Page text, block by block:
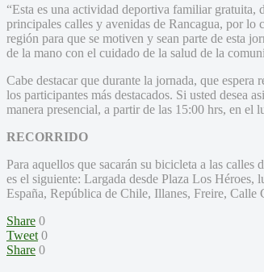
“Esta es una actividad deportiva familiar gratuita,
principales calles y avenidas de Rancagua, por
región para que se motiven y sean parte de esta
de la mano con el cuidado de la salud de la
Cabe destacar que durante la jornada, que
los participantes más destacados. Si usted desea
manera presencial, a partir de las 15:00 hrs, en el
RECORRIDO
Para aquellos que sacarán su bicicleta a las
es el siguiente: Largada desde Plaza Los
España, República de Chile, Illanes, Freire, Calle
Share 0
Tweet 0
Share 0